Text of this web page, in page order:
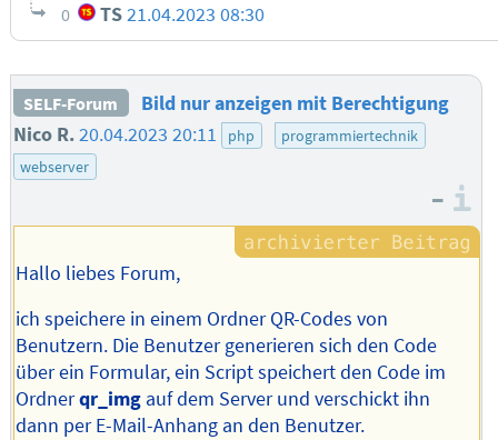
0 TS21.04.2023 08:30
SELF-Forum
Bild nur anzeigen mit Berechtigung
Nico R.20.04.2023 20:11 php
programmiertechnik
webserver
–
Hallo liebes Forum,
ich speichere in einem Ordner QR-Codes von
Benutzern. Die Benutzer generieren sich den Code
über ein Formular, ein Script speichert den Code im
Ordnerqr_img auf dem Server und verschickt ihn
dann per E-Mail-Anhang an den Benutzer.